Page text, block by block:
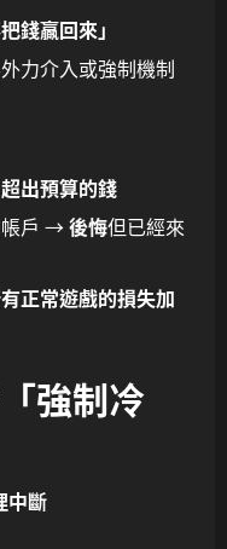
錢贏回來」
力介入或強制機制
出預算的錢
帳戶 →後悔但已經來
正常遊戲的損失加
強制冷
中斷